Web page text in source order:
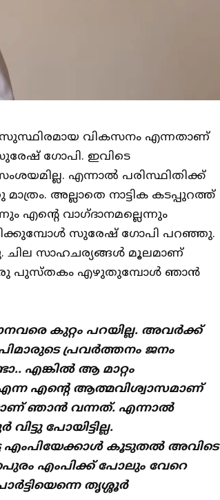
വികസനം എന്നതാണ്
ഗോപി. ഇവിടെ
എന്നാൽ പരിസ്ഥിതിക്ക്
അല്ലാതെ നാട്ടിക കടപ്പുറത്ത്
എൻ്റെ വാഗ്ദാനമല്ലെന്നും
സുരേഷ് ഗോപി പറഞ്ഞു.
ചില സാഹചര്യങ്ങൾ മൂലമാണ്
ഒരു പുസ്തകം എഴുതുമ്പോൾ ഞാൻ
കുറ്റം പറയില്ല. അവർക്ക്
പ്രവർത്തനം ജനം
എങ്കിൽ ആ മാറ്റം
എൻ്റെ ആത്മവിശ്വാസമാണ്
ഞാൻ വന്നത്. എന്നാൽ
പോയിട്ടില്ല.
എംപിയേക്കാൾ കൂടുതൽ അവിടെ
എംപിക്ക് പോലും വേറെ
തൃശ്ശൂർ